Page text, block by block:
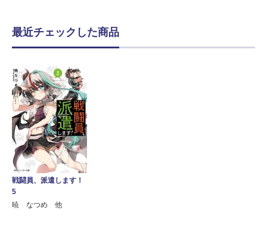
最近チェックした商品
戦闘員、派遣します！
5
暁 なつめ 他